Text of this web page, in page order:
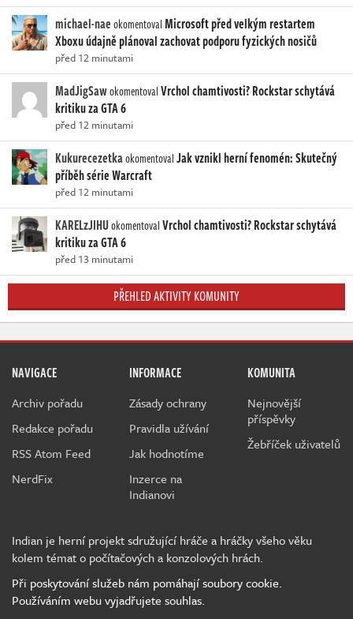
michael-naeokomentovalMicrosoft před velkým restartem
Xboxu údajně plánoval zachovat podporu fyzických nosičů
před 12 minutami
MadJigSawokomentovalVrchol chamtivosti? Rockstar schytává
kritiku za GTA 6
před 12 minutami
KukurecezetkaokomentovalJak vznikl herní fenomén: Skutečný
příběh série Warcraft
před 12 minutami
KARELzJIHUokomentovalVrchol chamtivosti? Rockstar schytává
kritiku za GTA 6
před 13 minutami
PŘEHLED AKTIVITY KOMUNITY
NAVIGACE
Archiv pořadu
Redakce pořadu
RSS Atom Feed
NerdFix
INFORMACE
Zásady ochrany
Pravidla užívání
Jak hodnotíme
Inzerce na
Indianovi
KOMUNITA
Nejnovější
příspěvky
Žebříček uživatelů
Indian je herní projekt sdružující hráče a hráčky všeho věku
kolem témat o počítačových a konzolových hrách.
Při poskytování služeb nám pomáhají soubory cookie.
Používáním webu vyjadřujete souhlas.